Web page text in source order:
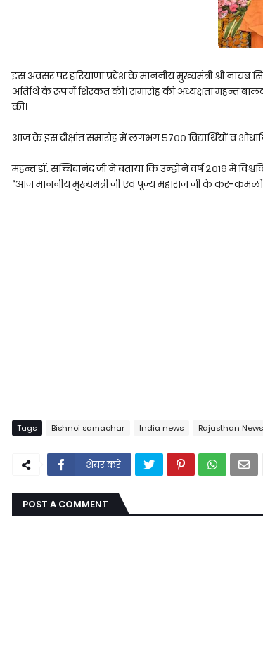
इस अवसर पर हरियाणा प्रदेश के माननीय मुख्यमंत्री श्री नायब
अतिथि के रूप में शिरकत की। समारोह की अध्यक्षता महन्त
की।
आज के इस दीक्षांत समारोह में लगभग ५७०० विद्यार्थियों व
महन्त डॉ. सच्चिदानंद जी ने बताया कि उन्होंने वर्ष २०१९ में
“आज माननीय मुख्यमंत्री जी एवं पूज्य महाराज जी के कर-कमलों
Tags Bishnoi samachar India news Rajasthan News
शेयर करें
POST A COMMENT